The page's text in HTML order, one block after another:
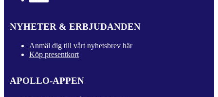
NYHETER & ERBJUDANDEN
Anmäl dig till vårt nyhetsbrev här
Köp presentkort
APOLLO-APPEN